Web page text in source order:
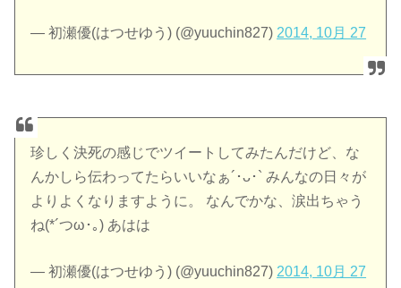
— 初瀬優(はつせゆう) (@yuuchin827) 2014, 10月 27
珍しく決死の感じでツイートしてみたんだけど、な
んかしら伝わってたらいいなぁ´･ᴗ･` みんなの日々が
よりよくなりますように。 なんでかな、涙出ちゃう
ね(*´つω･｡) あはは
— 初瀬優(はつせゆう) (@yuuchin827) 2014, 10月 27